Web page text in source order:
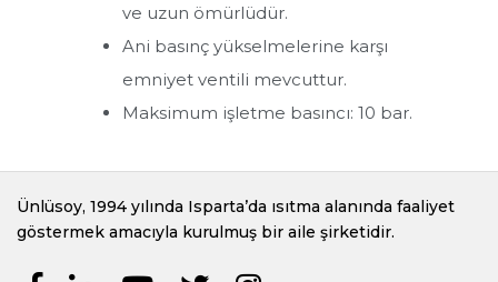
Buffer Tank
Pelet Yakıtlı Kazanlar
Kombiler
ve uzun ömürlüdür.
Ani basınç yükselmelerine karşı
emniyet ventili mevcuttur.
Maksimum işletme basıncı: 10 bar.
Ünlüsoy, 1994 yılında Isparta’da ısıtma alanında faaliyet
göstermek amacıyla kurulmuş bir aile şirketidir.